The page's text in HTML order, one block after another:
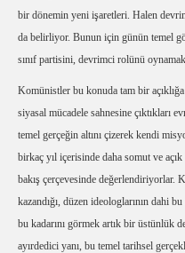
bir dönemin yeni işaretleri. Halen
da belirliyor. Bunun için günün temel
sınıf partisini, devrimci rolünü
Komünistler bu konuda tam bir
siyasal mücadele sahnesine çıktıkları
temel gerçeğin altını çizerek kendi
birkaç yıl içerisinde daha somut ve
bakış çerçevesinde değerlendiriyorlar.
kazandığı, düzen ideologlarının dahi
bu kadarını görmek artık bir üstünlük
ayırdedici yanı, bu temel tarihsel